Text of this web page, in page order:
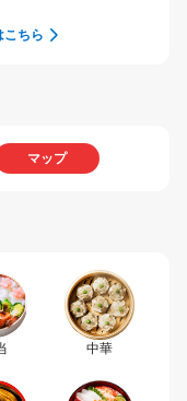
こちら
マップ
中華